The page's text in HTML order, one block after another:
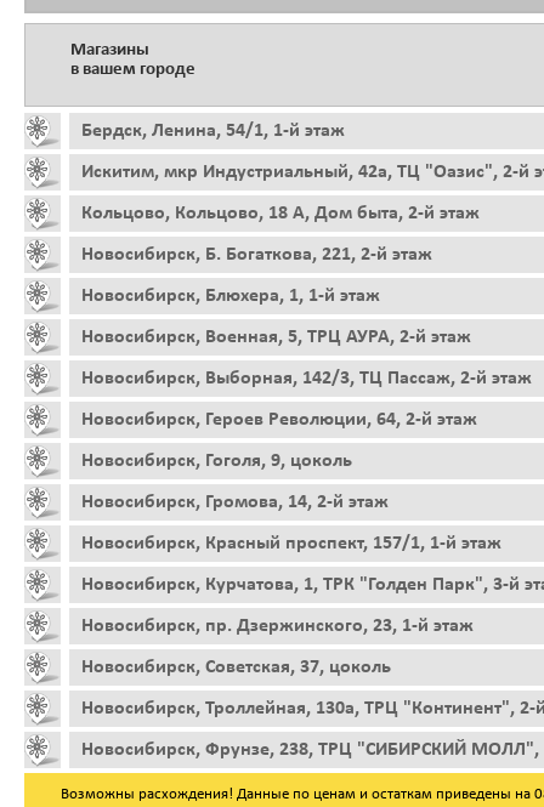
Магазины
в вашем городе
Бердск, Ленина, 54/1, 1-й этаж
Искитим, мкр Индустриальный, 42а, ТЦ "Оазис", 2-й
Кольцово, Кольцово, 18 А, Дом быта, 2-й этаж
Новосибирск, Б. Богаткова, 221, 2-й этаж
Новосибирск, Блюхера, 1, 1-й этаж
Новосибирск, Военная, 5, ТРЦ АУРА, 2-й этаж
Новосибирск, Выборная, 142/3, ТЦ Пассаж, 2-й этаж
Новосибирск, Героев Революции, 64, 2-й этаж
Новосибирск, Гоголя, 9, цоколь
Новосибирск, Громова, 14, 2-й этаж
Новосибирск, Красный проспект, 157/1, 1-й этаж
Новосибирск, Курчатова, 1, ТРК "Голден Парк", 3-й
Новосибирск, пр. Дзержинского, 23, 1-й этаж
Новосибирск, Советская, 37, цоколь
Новосибирск, Троллейная, 130а, ТРЦ "Континент", 2-
Новосибирск, Фрунзе, 238, ТРЦ "СИБИРСКИЙ МОЛЛ",
Возможны расхождения! Данные по ценам и остаткам приведены на